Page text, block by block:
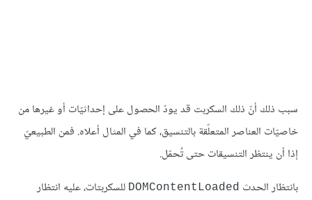
سبب ذلك أنّ ذلك السكربت قد يودّ الحصول على إحداثيّات أو غيرها من
خاصيّات العناصر المتعلّقة بالتنسيق، كما في المثال أعلاه. فمن الطبيعيّ
إذا أن ينتظر التنسيقات حتى تُحمّل.
بانتظار الحدث DOMContentLoaded للسكربتات، عليه انتظار